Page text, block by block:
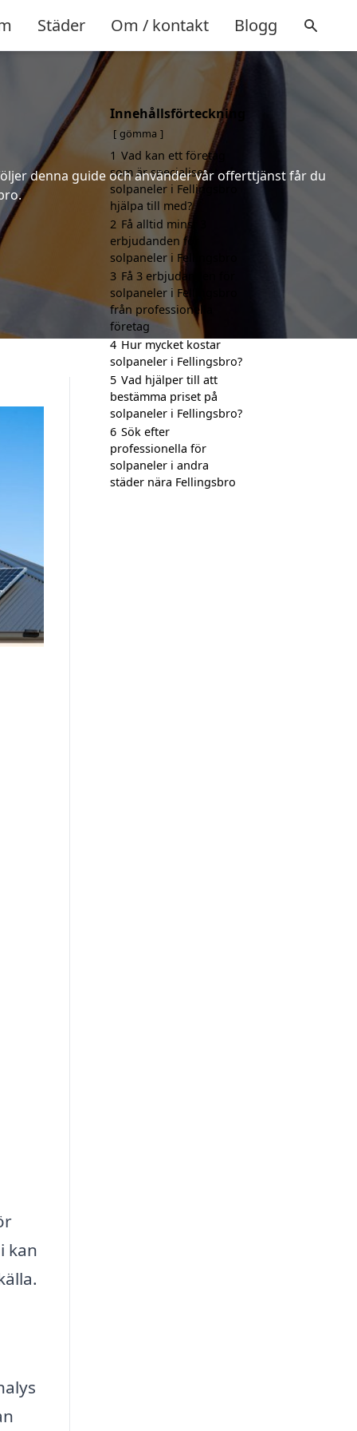
Städer Om / kontakt Blogg
denna guide och använder vår offerttjänst får du
kan
Innehållsförteckning
gömma
1 Vad kan ett företag
som är specialiserat på
solpaneler i Fellingsbro
hjälpa till med?
2 Få alltid minst 3
erbjudanden för
solpaneler i Fellingsbro
3 Få 3 erbjudanden för
solpaneler i Fellingsbro
från professionella
företag
4 Hur mycket kostar
solpaneler i Fellingsbro?
5 Vad hjälper till att
bestämma priset på
solpaneler i Fellingsbro?
6 Sök efter
professionella för
solpaneler i andra
städer nära Fellingsbro